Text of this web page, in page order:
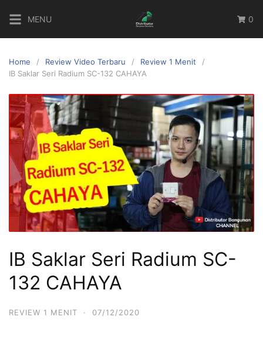
MENU 0
Home Review Video Terbaru
Review 1 Menit
IB Saklar Seri Radium SC-132 CAHAYA
IB Saklar Seri Radium SC-
132 CAHAYA
REVIEW 1 MENIT · 07/12/2020